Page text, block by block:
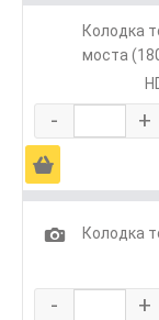
Колодка
моста
- +
Ä
1
Колодка
- +